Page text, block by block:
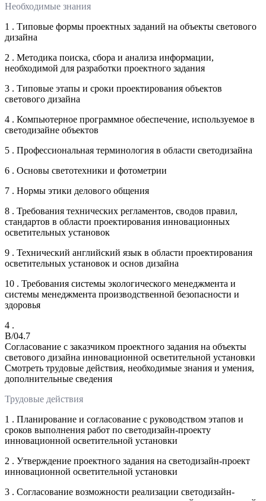
Необходимые знания
1 . Типовые формы проектных заданий на объекты светового
дизайна
2 . Методика поиска, сбора и анализа информации,
необходимой для разработки проектного задания
3 . Типовые этапы и сроки проектирования объектов
светового дизайна
4 . Компьютерное программное обеспечение, используемое в
светодизайне объектов
5 . Профессиональная терминология в области светодизайна
6 . Основы светотехники и фотометрии
7 . Нормы этики делового общения
8 . Требования технических регламентов, сводов правил,
стандартов в области проектирования инновационных
осветительных установок
9 . Технический английский язык в области проектирования
осветительных установок и основ дизайна
10 . Требования системы экологического менеджмента и
системы менеджмента производственной безопасности и
здоровья
4 .
B/04.7
Согласование с заказчиком проектного задания на объекты
светового дизайна инновационной осветительной установки
Смотреть трудовые действия, необходимые знания и умения,
дополнительные сведения
Трудовые действия
1 . Планирование и согласование с руководством этапов и
сроков выполнения работ по светодизайн-проекту
инновационной осветительной установки
2 . Утверждение проектного задания на светодизайн-проект
инновационной осветительной установки
3 . Согласование возможности реализации светодизайн-